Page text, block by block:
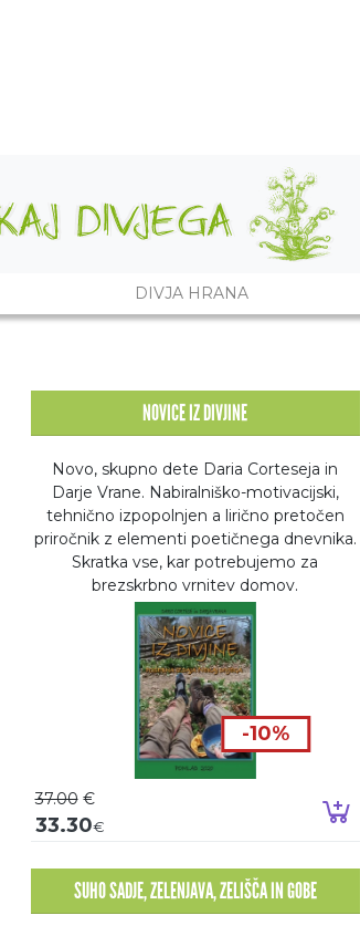
DIVJA HRANA
Dodaj v košarico
NOVICE IZ DIVJINE
Novo, skupno dete Daria Corteseja in
Darje Vrane. Nabiralniško-motivacijski,
tehnično izpopolnjen a lirično pretočen
priročnik z elementi poetičnega dnevnika.
Skratka vse, kar potrebujemo za
brezskrbno vrnitev domov.
-10%
37.00 €
33.30€
SUHO SADJE, ZELENJAVA, ZELIŠČA IN GOBE